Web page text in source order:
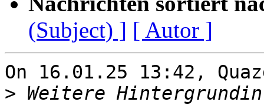
(Subject) ] [ Autor ]
On 16.01.25 13:42,
> Weitere